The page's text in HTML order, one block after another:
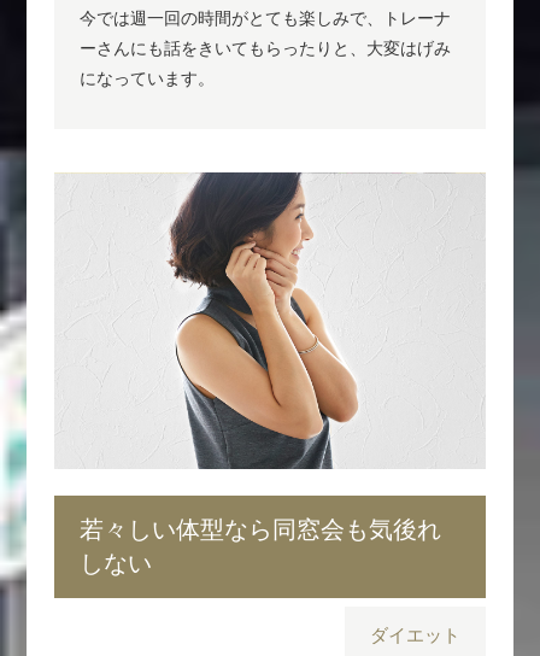
今では週一回の時間がとても楽しみで、トレーナ
ーさんにも話をきいてもらったりと、大変はげみ
になっています。
若々しい体型なら同窓会も気後れ
しない
ダイエット